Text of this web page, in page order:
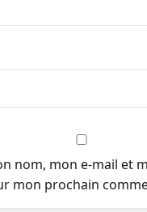
nom, mon e-mail et
mon prochain